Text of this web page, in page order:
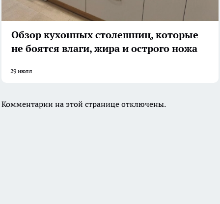
Обзор кухонных столешниц, которые
не боятся влаги, жира и острого ножа
29 июля
Комментарии на этой странице отключены.